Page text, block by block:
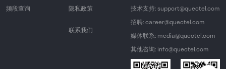
频段查询
隐私政策
联系我们
技术支持: support@quectel.com
招聘: career@quectel.com
媒体联系: media@quectel.com
其他咨询: info@quectel.com